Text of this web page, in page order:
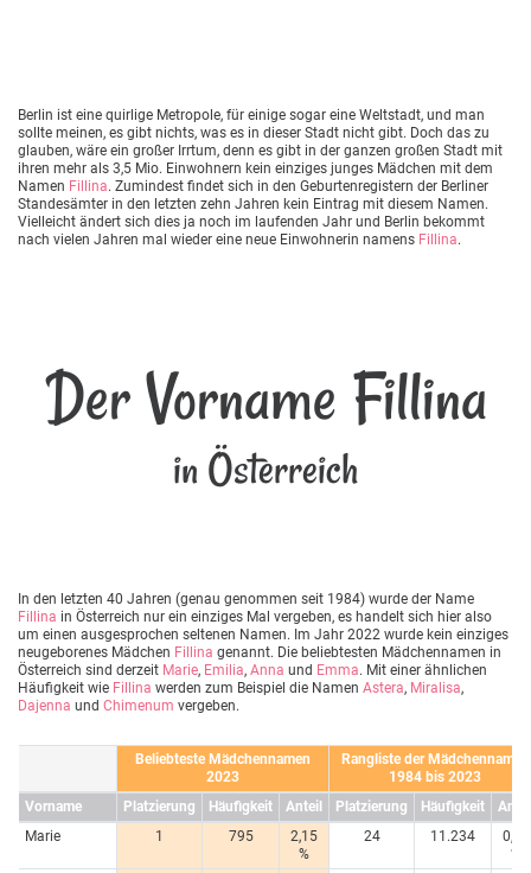
Berlin ist eine quirlige Metropole, für einige sogar eine Weltstadt, und man
sollte meinen, es gibt nichts, was es in dieser Stadt nicht gibt. Doch das zu
glauben, wäre ein großer Irrtum, denn es gibt in der ganzen großen Stadt mit
ihren mehr als 3,5 Mio. Einwohnern kein einziges junges Mädchen mit dem
Namen Fillina. Zumindest findet sich in den Geburtenregistern der Berliner
Standesämter in den letzten zehn Jahren kein Eintrag mit diesem Namen.
Vielleicht ändert sich dies ja noch im laufenden Jahr und Berlin bekommt
nach vielen Jahren mal wieder eine neue Einwohnerin namens Fillina.
Der Vorname Fillina
in Österreich
In den letzten 40 Jahren (genau genommen seit 1984) wurde der Name
Fillina in Österreich nur ein einziges Mal vergeben, es handelt sich hier also
um einen ausgesprochen seltenen Namen. Im Jahr 2022 wurde kein einziges
neugeborenes Mädchen Fillina genannt. Die beliebtesten Mädchennamen in
Österreich sind derzeit Marie, Emilia, Anna und Emma. Mit einer ähnlichen
Häufigkeit wie Fillina werden zum Beispiel die Namen Astera, Miralisa,
Dajenna und Chimenum vergeben.
Beliebteste Mädchennamen
2023
Rangliste der Mädchennamen
1984 bis 2023
Vorname
Platzierung Häufigkeit Anteil Platzierung Häufigkeit
Marie
1 795
2,15
%
24 11.234
0,80
%